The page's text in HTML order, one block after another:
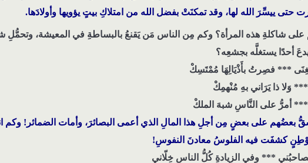
حتى ييسِّرَ الله لها، وقد تمكنَتْ بفضل الله من امتلاكِ بيتٍ يؤويها وأولادَها.
شاكلةِ هذه المرأة؟ وكم مِن الناس مَن يَقنعُ بالبساطةِ في المعيشة،
أحدًا يستغلَّه بجشعِه؟
*** فصِرتُ بأَذْيَالِهَا مُمْتَسِكْ
*** وَلا ذا يَرَاني بهِ مُنْهمِكْ
أمرُّ على النَّاسِ شبهَ الملكْ
بعضُهم على بعضٍ مِن أجلِ هذا المالِ الذي أعمى البصائرَ، وأمات الضمائر! وكم
كشفَت فيه الفلوسُ معادنَ النفوسِ!
*** وفي الزيادةِ كُلُّ الناسِ خِلّاني